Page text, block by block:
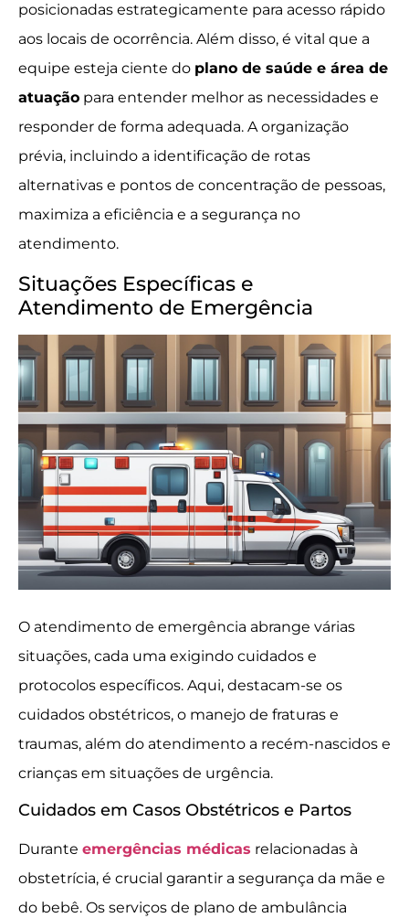
posicionadas estrategicamente para acesso rápido
aos locais de ocorrência. Além disso, é vital que a
equipe esteja ciente do plano de saúde e área de
atuação para entender melhor as necessidades e
responder de forma adequada. A organização
prévia, incluindo a identificação de rotas
alternativas e pontos de concentração de pessoas,
maximiza a eficiência e a segurança no
atendimento.
Situações Específicas e
Atendimento de Emergência
O atendimento de emergência abrange várias
situações, cada uma exigindo cuidados e
protocolos específicos. Aqui, destacam-se os
cuidados obstétricos, o manejo de fraturas e
traumas, além do atendimento a recém-nascidos e
crianças em situações de urgência.
Cuidados em Casos Obstétricos e Partos
Durante emergências médicas relacionadas à
obstetrícia, é crucial garantir a segurança da mãe e
do bebê. Os serviços de plano de ambulância